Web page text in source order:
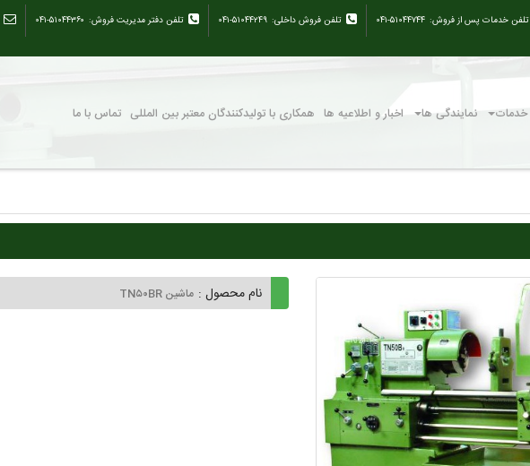
تلفن دفتر مدیریت فروش: ۰۴۱-۵۱۰۴۴۳۶۰ تلفن فروش داخلی: ۰۴۱-۵۱۰۴۴۲۴۹ تلفن خدمات پس از فروش: ۰۴۱-۵۱۰۴۴۷۴۴
خدمات نمایندگی ها اخبار و اطلاعیه ها همکاری با تولیدکنندگان معتبر بین المللی تماس با ما
نام محصول : ماشین TN۵۰BR